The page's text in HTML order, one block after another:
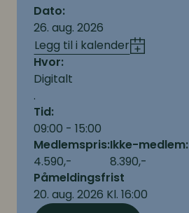
Dato:
26. aug. 2026
Legg til i kalender
Hvor:
Digitalt
.
Tid:
09:00 - 15:00
Medlemspris:
4.590,-
Ikke-medlem:
8.390,-
Påmeldingsfrist
20. aug. 2026 Kl. 16:00